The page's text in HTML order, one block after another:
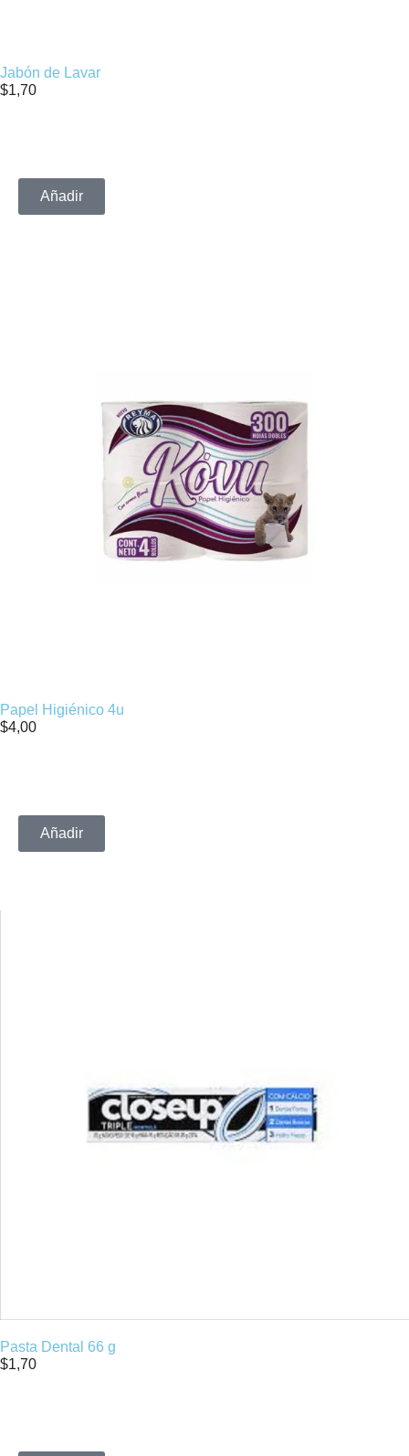
Jabón de Lavar
$1,70
Añadir
Papel Higiénico 4u
$4,00
Añadir
Pasta Dental 66 g
$1,70